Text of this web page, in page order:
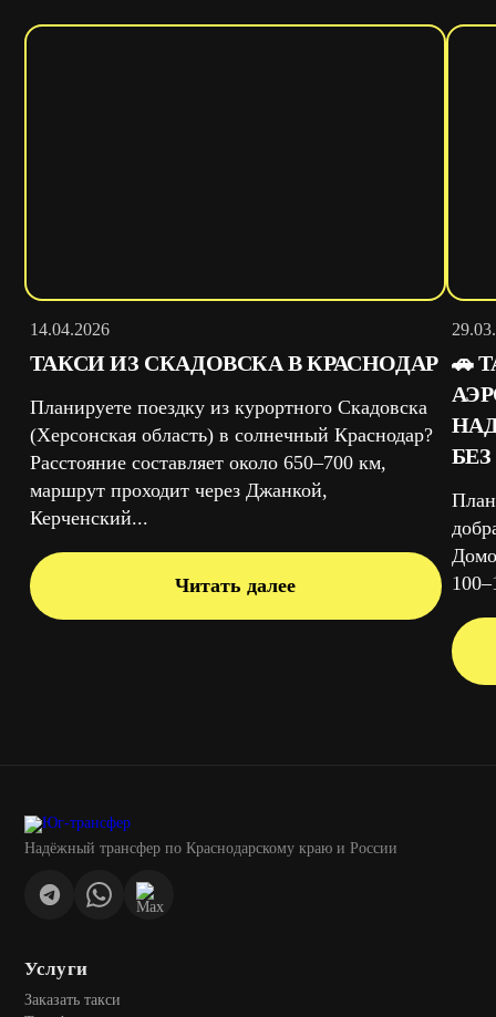
14.04.2026
ТАКСИ ИЗ СКАДОВСКА В КРАСНОДАР
Планируете поездку из курортного Скадовска
(Херсонская область) в солнечный Краснодар?
Расстояние составляет около 650–700 км,
маршрут проходит через Джанкой,
Керченский...
Читать далее
🚗
Надёжный трансфер по Краснодарскому краю и России
Услуги
Заказать такси